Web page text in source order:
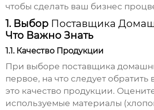
чтобы сделать ваш бизнес
1. Выбор Поставщика
Что Важно Знать
1.1. Качество Продукции
При выборе поставщика
первое, на что следует обратить
это качество продукции.
используемые материалы